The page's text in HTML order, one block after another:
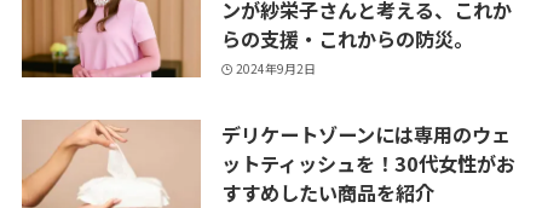
ンが紗栄子さんと考える、これか
らの支援・これからの防災。
2024年9月2日
デリケートゾーンには専用のウェ
ットティッシュを！30代女性がお
すすめしたい商品を紹介